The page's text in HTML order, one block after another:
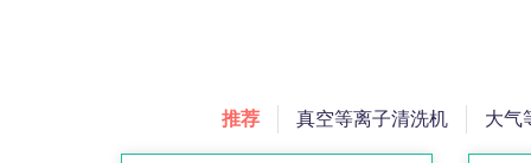
推荐 真空等离子清洗机 大气